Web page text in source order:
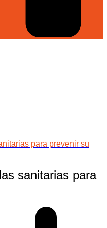
para prevenir su
sanitarias para